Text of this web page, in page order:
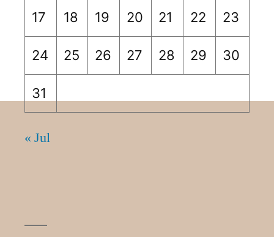
17 18 19 20 21 22 23
24 25 26 27 28 29 30
31
« Jul